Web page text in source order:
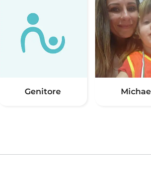
Genitore